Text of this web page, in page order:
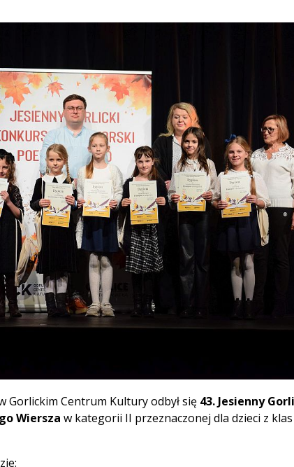
Gorlickim Centrum Kultury odbył się 43. Jesienny
Wiersza w kategorii II przeznaczonej dla dzieci z klas